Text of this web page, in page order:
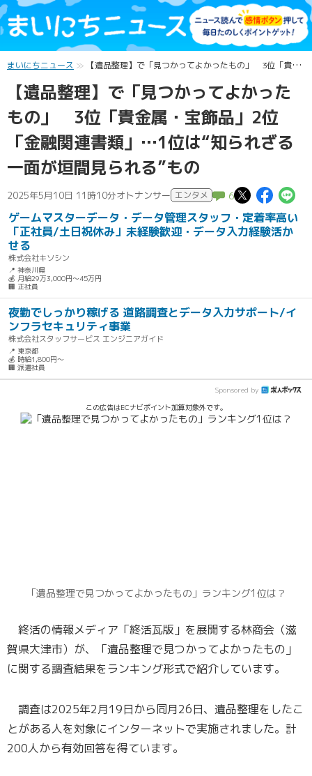
まいにちニュース 【遺品整理】で「見つかってよかったもの」 3位「貴金属・宝飾品」2位「金融関連書類」…1位は“知られざる一面が垣間見られる”もの
【遺品整理】で「見つかってよかった
もの」 3位「貴金属・宝飾品」2位
「金融関連書類」…1位は“知られざる
一面が垣間見られる”もの
2025年5月10日 11時10分オトナンサー エンタメ 6 この記
こ
ゲームマスターデータ・データ管理スタッフ・定着率高い
「正社員/土日祝休み」未経験歓迎・データ入力経験活か
せる
株式会社キソシン
📍 神奈川県
💰 月給29万3,000円～45万円
🏢 正社員
夜勤でしっかり稼げる 道路調査とデータ入力サポート/イ
ンフラセキュリティ事業
株式会社スタッフサービス エンジニアガイド
📍 東京都
💰 時給1,800円～
🏢 派遣社員
Sponsored by
この広告はECナビポイント加算対象外です。
「遺品整理で見つかってよかったもの」ランキング1位は？
終活の情報メディア「終活瓦版」を展開する林商会（滋
賀県大津市）が、「遺品整理で見つかってよかったもの」
に関する調査結果をランキング形式で紹介しています。
調査は2025年2月19日から同月26日、遺品整理をしたこ
とがある人を対象にインターネットで実施されました。計
200人から有効回答を得ています。